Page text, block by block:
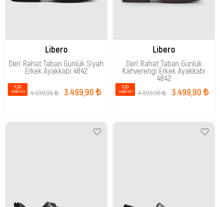
Libero
Deri Rahat Taban Günlük Siyah
Erkek Ayakkabı 4842
3.499,90 ₺
4.999,96 ₺
%30
i̇ndirim
Libero
Deri Rahat Taban Günlük
Kahverengi Erkek Ayakkabı
4842
3.499,90 ₺
4.999,96 ₺
%30
i̇ndirim